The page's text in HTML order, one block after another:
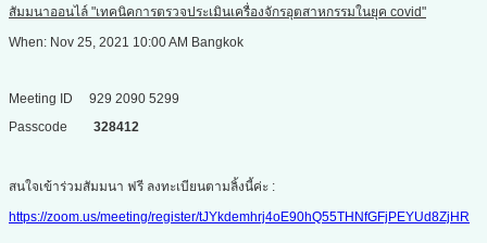
สัมมนาออนไล์ "เทคนิคการตรวจประเมินเครื่องจักรอุตสาหกรรมในยุค covid"
When: Nov 25, 2021 10:00 AM Bangkok
Meeting ID 929 2090 5299
Passcode 328412
สนใจเข้าร่วมสัมมนา ฟรี ลงทะเบียนตามลิ้งนี้ค่ะ :
https://zoom.us/meeting/register/tJYkdemhrj4oE90hQ55THNfGFjPEYUd8ZjHR